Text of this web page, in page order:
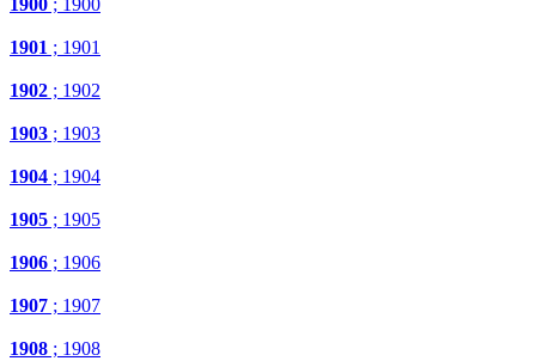
1900 ; 1900
1901 ; 1901
1902 ; 1902
1903 ; 1903
1904 ; 1904
1905 ; 1905
1906 ; 1906
1907 ; 1907
1908 ; 1908